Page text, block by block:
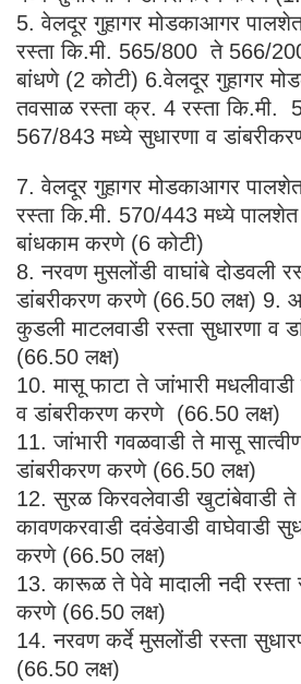
5. वेलदूर गुहागर मोडकाआगर
रस्ता कि.मी. 565/800 ते 566/
बांधणे (2 कोटी) 6.वेलदूर गुहागर
तवसाळ रस्ता क्र. 4 रस्ता
567/843 मध्ये सुधारणा व
7. वेलदूर गुहागर मोडकाआगर
रस्ता कि.मी. 570/443 मध्ये
बांधकाम करणे (6 कोटी)
8. नरवण मुसलोंडी वाघांबे दोडवली
डांबरीकरण करणे (66.50 लक्ष) 9.
कुडली माटलवाडी रस्ता सुधारणा व
(66.50 लक्ष)
10. मासू फाटा ते जांभारी
व डांबरीकरण करणे (66.50 लक्ष)
11. जांभारी गवळवाडी ते मासू
डांबरीकरण करणे (66.50 लक्ष)
12. सुरळ किरवलेवाडी खुटांबेवाडी
कावणकरवाडी दवंडेवाडी वाघेवाडी
करणे (66.50 लक्ष)
13. कारूळ ते पेवे मादाली नदी रस्ता
करणे (66.50 लक्ष)
14. नरवण कर्दे मुसलोंडी रस्ता
(66.50 लक्ष)